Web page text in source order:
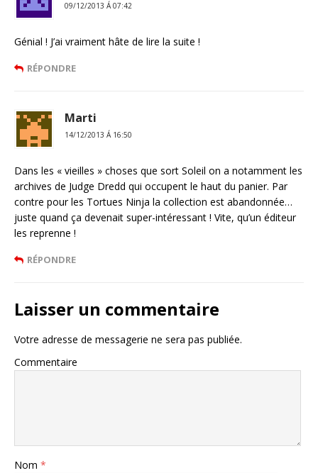
09/12/2013 Á 07:42
Génial ! J’ai vraiment hâte de lire la suite !
RÉPONDRE
Marti
14/12/2013 Á 16:50
Dans les « vieilles » choses que sort Soleil on a notamment les
archives de Judge Dredd qui occupent le haut du panier. Par
contre pour les Tortues Ninja la collection est abandonnée…
juste quand ça devenait super-intéressant ! Vite, qu’un éditeur
les reprenne !
RÉPONDRE
Laisser un commentaire
Votre adresse de messagerie ne sera pas publiée.
Commentaire
Nom *